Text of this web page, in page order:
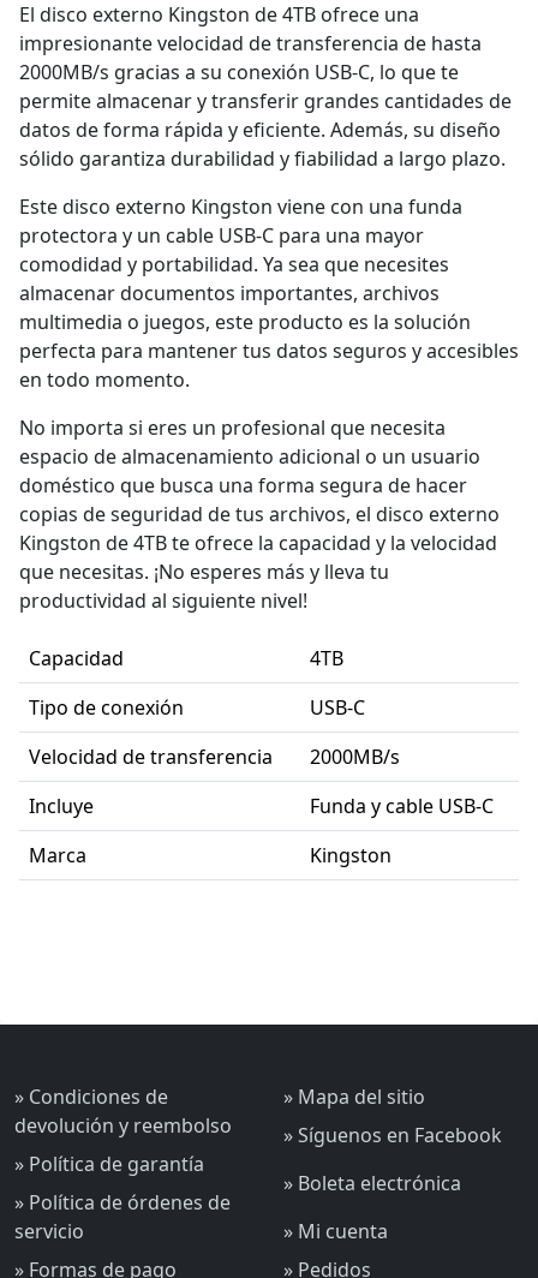
El disco externo Kingston de 4TB ofrece una
impresionante velocidad de transferencia de hasta
2000MB/s gracias a su conexión USB-C, lo que te
permite almacenar y transferir grandes cantidades de
datos de forma rápida y eficiente. Además, su diseño
sólido garantiza durabilidad y fiabilidad a largo plazo.
Este disco externo Kingston viene con una funda
protectora y un cable USB-C para una mayor
comodidad y portabilidad. Ya sea que necesites
almacenar documentos importantes, archivos
multimedia o juegos, este producto es la solución
perfecta para mantener tus datos seguros y accesibles
en todo momento.
No importa si eres un profesional que necesita
espacio de almacenamiento adicional o un usuario
doméstico que busca una forma segura de hacer
copias de seguridad de tus archivos, el disco externo
Kingston de 4TB te ofrece la capacidad y la velocidad
que necesitas. ¡No esperes más y lleva tu
productividad al siguiente nivel!
Capacidad
4TB
Tipo de conexión
USB-C
Velocidad de transferencia
2000MB/s
Incluye
Funda y cable USB-C
Marca
Kingston
» Condiciones de
devolución y reembolso
» Política de garantía
» Política de órdenes de
servicio
» Formas de pago
» Mapa del sitio
» Síguenos en Facebook
» Boleta electrónica
» Mi cuenta
» Pedidos